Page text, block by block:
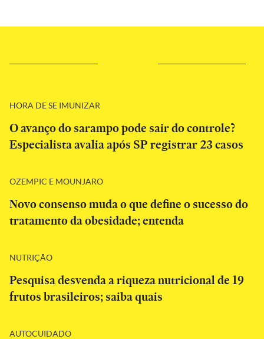
HORA DE SE IMUNIZAR
O avanço do sarampo pode sair do controle?
Especialista avalia após SP registrar 23 casos
OZEMPIC E MOUNJARO
Novo consenso muda o que define o sucesso do
tratamento da obesidade; entenda
NUTRIÇÃO
Pesquisa desvenda a riqueza nutricional de 19
frutos brasileiros; saiba quais
AUTOCUIDADO